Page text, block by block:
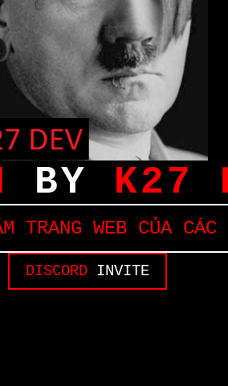
BY K27
TRANG WEB CỦA CÁC
DISCORD INVITE